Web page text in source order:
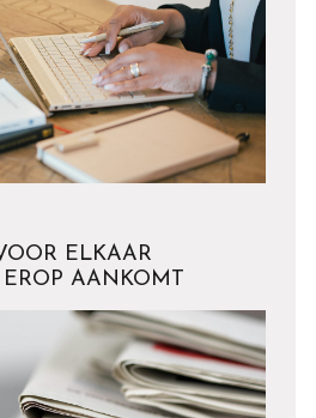
ELKAAR
AANKOMT